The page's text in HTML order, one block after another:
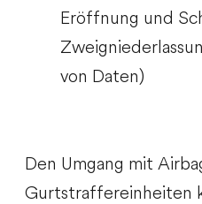
Eröffnung und
von Daten)
Den Umgang mit
Gurtstraffereinheiten